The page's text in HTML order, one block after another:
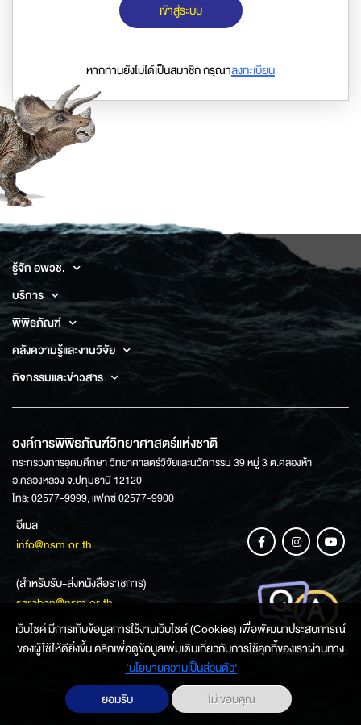
เข้าสู่ระบบ
หากท่านยังไม่ได้เป็นสมาชิก กรุณาลงทะเบียน
รู้จัก อพวช.
บริการ
พิพิธภัณฑ์
คลังความรู้และงานวิจัย
กิจกรรมและข่าวสาร
องค์การพิพิธภัณฑ์วิทยาศาสตร์แห่งชาติ
กระทรวงการอุดมศึกษา วิทยาศาสตร์วิจัยและนวัตกรรม 39 หมู่ 3 ต.คลองห้า
อ.คลองหลวง จ.ปทุมธานี 12120
โทร: 02577-9999, แฟกซ์ 02577-9900
อีเมล
info@nsm.or.th
(สำหรับรับ-ส่งหนังสือราชการ)
saraban@nsm.or.th
ช่องทางการสอบถามข้อมูล
เว็บไซค์ มีการเก็บข้อมูลการใช้งานเว็บไซต์ (Cookies) เพื่อพัฒนาประสบการณ์
ของผู้ใช้ให้ดียิ่งขึ้น คลิกเพื่อดูข้อมูลเพิ่มเติมเกี่ยวกับการใช้คุกกี้ของเราผ่านทาง
‘นโยบายความเป็นส่วนตัว'
ยอมรับ
ไม่ ขอบคุณ